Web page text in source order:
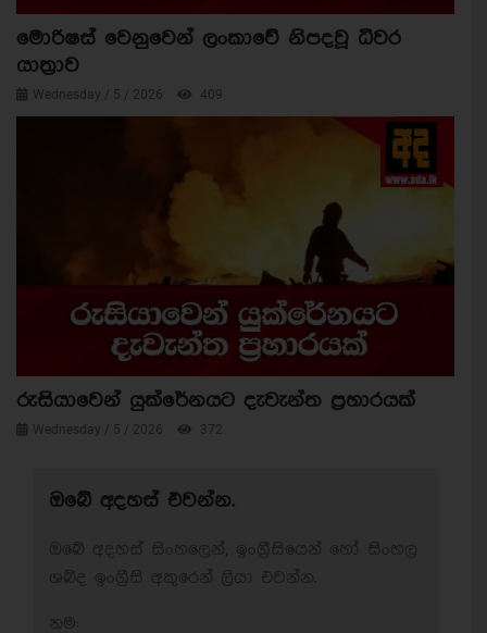
මොරිෂස් වෙනුවෙන් ලංකාවේ නිපදවූ ධීවර
යාත්‍රාව
Wednesday / 5 / 2026 409
රුසියාවෙන් යුක්රේනයට දැවැන්ත ප්‍රහාරයක්
Wednesday / 5 / 2026 372
ඔබේ අදහස් එවන්න.